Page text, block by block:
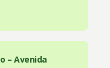
– Avenida